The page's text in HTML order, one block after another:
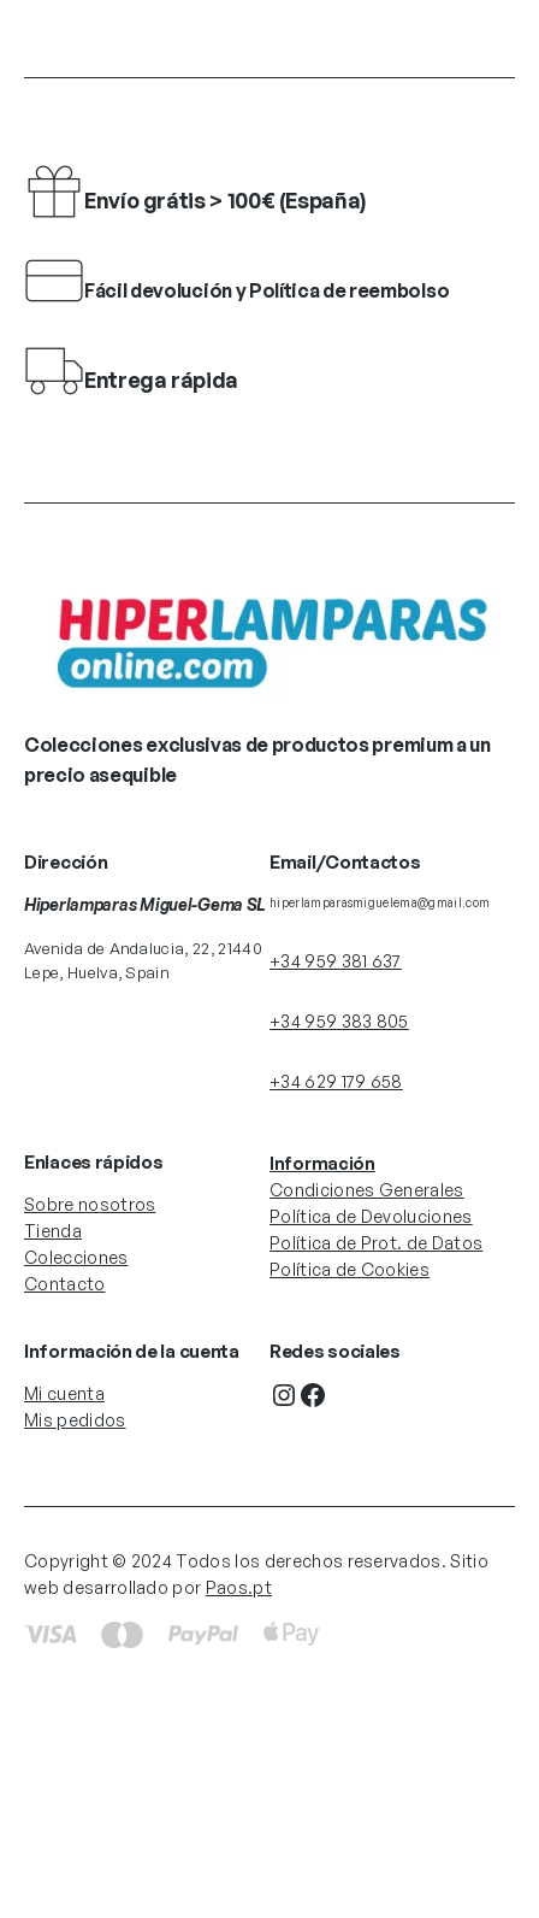
Envío grátis > 100€ (España)
Fácil devolución y Política de reembolso
Entrega rápida
Colecciones exclusivas de productos premium a un
precio asequible
Dirección
Hiperlamparas Miguel-Gema SL
Avenida de Andalucia, 22, 21440
Lepe, Huelva, Spain
Email/Contactos
hiperlamparasmiguelema@gmail.com
+34 959 381 637
+34 959 383 805
+34 629 179 658
Enlaces rápidos
Sobre nosotros
Tienda
Colecciones
Contacto
Información
Condiciones Generales
Política de Devoluciones
Política de Prot. de Datos
Política de Cookies
Información de la cuenta
Mi cuenta
Mis pedidos
Redes sociales
InstagramFacebook
Copyright © 2024 Todos los derechos reservados. Sitio
web desarrollado por Paos.pt